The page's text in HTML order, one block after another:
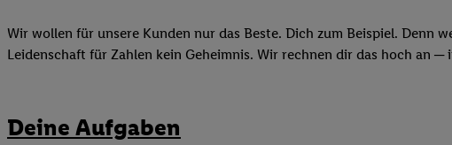
Wir wollen für unsere Kunden nur das Beste. Dich zum Beispiel. Denn
Leidenschaft für Zahlen kein Geheimnis. Wir rechnen dir das hoch an
Deine Aufgaben